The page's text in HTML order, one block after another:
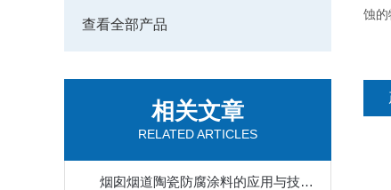
查看全部产品
相关文章
RELATED ARTICLES
烟囱烟道陶瓷防腐涂料的应用与技术优势分析
蚀的